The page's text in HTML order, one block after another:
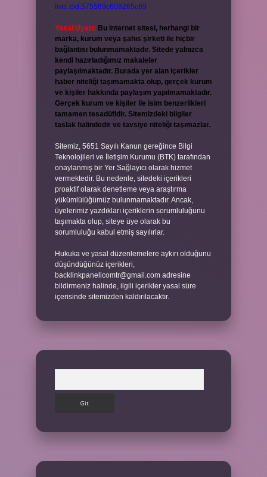
live:.cid.575569c608265c69
Yasal Uyarı: Bu internet sitesi, herhangi bir
marka, kurum veya şahıs şirketi ile hiçbir
bağlantısı bulunmamaktadır. Sitede yalnızca
kendi hazırladığımız makaleler
paylaşılmaktadır. Burada yer alan içerikler
haber niteliği taşımamakta olup, gerçek kurum
ve kişiler hakkında paylaşım yapılmamaktadır.
Gerçek kurum ve kişiler ile isim benzerlikleri
tamamen tesadüfidir. Sitemizdeki bilgiler
taslak halindedir ve tavsiye niteliği taşımazlar.
Sitemiz, 5651 Sayılı Kanun gereğince Bilgi
Teknolojileri ve İletişim Kurumu (BTK) tarafından
onaylanmış bir Yer Sağlayıcı olarak hizmet
vermektedir. Bu nedenle, sitedeki içerikleri
proaktif olarak denetleme veya araştırma
yükümlülüğümüz bulunmamaktadır. Ancak,
üyelerimiz yazdıkları içeriklerin sorumluluğunu
taşımakta olup, siteye üye olarak bu
sorumluluğu kabul etmiş sayılırlar.
Hukuka ve yasal düzenlemelere aykırı olduğunu
düşündüğünüz içerikleri,
backlinkpanelicomtr@gmail.com adresine
bildirmeniz halinde, ilgili içerikler yasal süre
içerisinde sitemizden kaldırılacaktır.